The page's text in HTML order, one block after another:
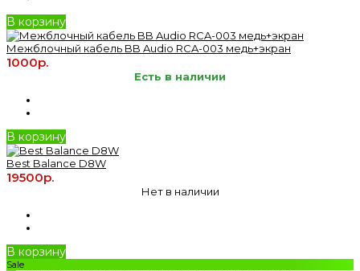
В корзину
Межблочный кабель BB Audio RCA-003 медь+экран
1000р.
Есть в наличии
В корзину
Best Balance D8W
19500р.
Нет в наличии
В корзину
Sale